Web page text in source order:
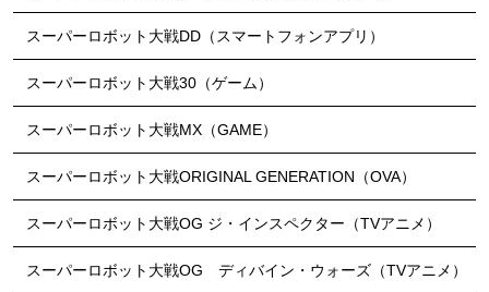
スーパーロボット大戦DD（スマートフォンアプリ）
スーパーロボット大戦30（ゲーム）
スーパーロボット大戦MX（GAME）
スーパーロボット大戦ORIGINAL GENERATION（OVA）
スーパーロボット大戦OG ジ・インスペクター（TVアニメ）
スーパーロボット大戦OG ディバイン・ウォーズ（TVアニメ）